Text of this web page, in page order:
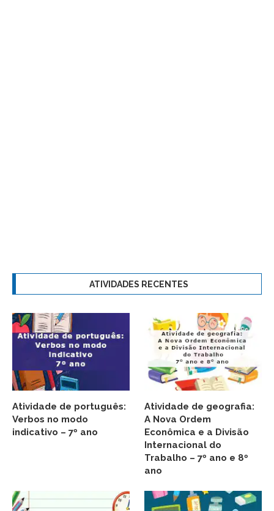
ATIVIDADES RECENTES
Atividade de português:
Verbos no modo
indicativo – 7º ano
Atividade de geografia:
A Nova Ordem
Econômica e a Divisão
Internacional do
Trabalho – 7º ano e 8º
ano